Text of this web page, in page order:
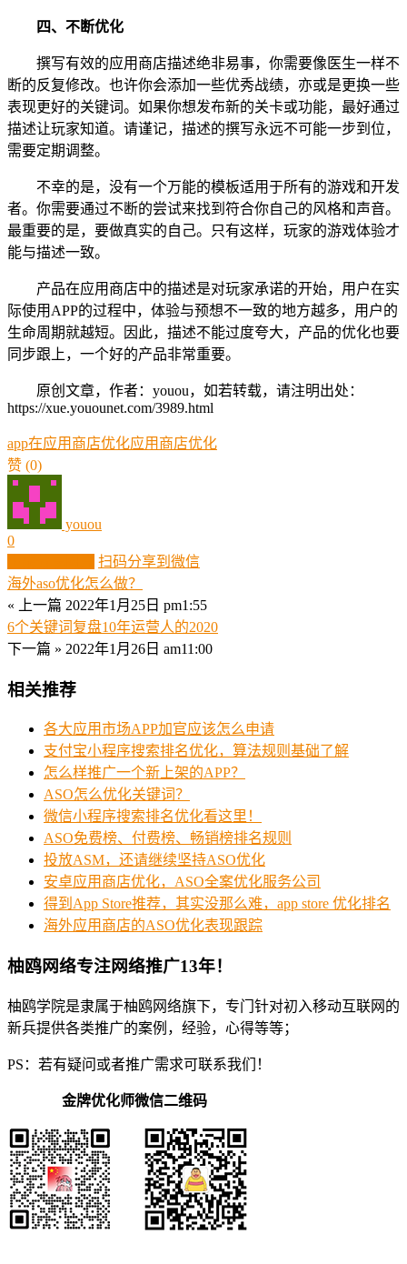
四、不断优化
撰写有效的应用商店描述绝非易事，你需要像医生一样不
断的反复修改。也许你会添加一些优秀战绩，亦或是更换一些
表现更好的关键词。如果你想发布新的关卡或功能，最好通过
描述让玩家知道。请谨记，描述的撰写永远不可能一步到位，
需要定期调整。
不幸的是，没有一个万能的模板适用于所有的游戏和开发
者。你需要通过不断的尝试来找到符合你自己的风格和声音。
最重要的是，要做真实的自己。只有这样，玩家的游戏体验才
能与描述一致。
产品在应用商店中的描述是对玩家承诺的开始，用户在实
际使用APP的过程中，体验与预想不一致的地方越多，用户的
生命周期就越短。因此，描述不能过度夸大，产品的优化也要
同步跟上，一个好的产品非常重要。
原创文章，作者：youou，如若转载，请注明出处：
https://xue.youounet.com/3989.html
app在应用商店优化应用商店优化
赞 (0)
youou
0
扫码分享到微信
海外aso优化怎么做？
« 上一篇 2022年1月25日 pm1:55
6个关键词复盘10年运营人的2020
下一篇 » 2022年1月26日 am11:00
相关推荐
各大应用市场APP加官应该怎么申请
支付宝小程序搜索排名优化，算法规则基础了解
怎么样推广一个新上架的APP？
ASO怎么优化关键词？
微信小程序搜索排名优化看这里！
ASO免费榜、付费榜、畅销榜排名规则
投放ASM，还请继续坚持ASO优化
安卓应用商店优化，ASO全案优化服务公司
得到App Store推荐，其实没那么难，app store 优化排名
海外应用商店的ASO优化表现跟踪
柚鸥网络专注网络推广13年！
柚鸥学院是隶属于柚鸥网络旗下，专门针对初入移动互联网的
新兵提供各类推广的案例，经验，心得等等；
PS：若有疑问或者推广需求可联系我们！
金牌优化师微信二维码